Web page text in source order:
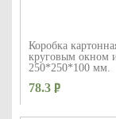
Коробка
круговым окном
250*250*100 мм.
78.3